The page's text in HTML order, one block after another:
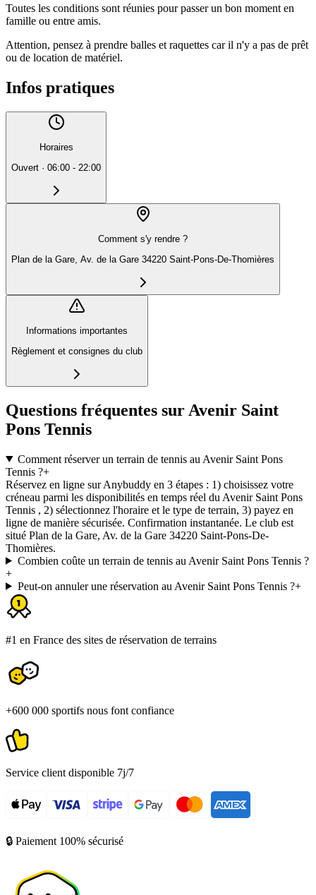
Toutes les conditions sont réunies pour passer un bon moment en
famille ou entre amis.
Attention, pensez à prendre balles et raquettes car il n'y a pas de prêt
ou de location de matériel.
Infos pratiques
Horaires
Ouvert · 06:00 - 22:00
Comment s'y rendre ?
Plan de la Gare, Av. de la Gare 34220 Saint-Pons-De-Thomières
Informations importantes
Règlement et consignes du club
Questions fréquentes sur Avenir Saint
Pons Tennis
Comment réserver un terrain de tennis au Avenir Saint Pons
Tennis ?+
Réservez en ligne sur Anybuddy en 3 étapes : 1) choisissez votre
créneau parmi les disponibilités en temps réel du Avenir Saint Pons
Tennis , 2) sélectionnez l'horaire et le type de terrain, 3) payez en
ligne de manière sécurisée. Confirmation instantanée. Le club est
situé Plan de la Gare, Av. de la Gare 34220 Saint-Pons-De-
Thomières.
Combien coûte un terrain de tennis au Avenir Saint Pons Tennis ?
+
Peut-on annuler une réservation au Avenir Saint Pons Tennis ?+
#1 en France des sites de réservation de terrains
+600 000 sportifs nous font confiance
Service client disponible 7j/7
🔒 Paiement 100% sécurisé